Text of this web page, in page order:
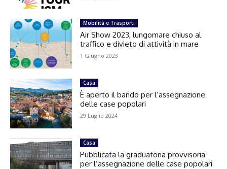
Mobilità e Trasporti
Air Show 2023, lungomare chiuso al
traffico e divieto di attività in mare
1 Giugno 2023
Casa
È aperto il bando per l’assegnazione
delle case popolari
29 Luglio 2024
Casa
Pubblicata la graduatoria provvisoria
per l’assegnazione delle case popolari